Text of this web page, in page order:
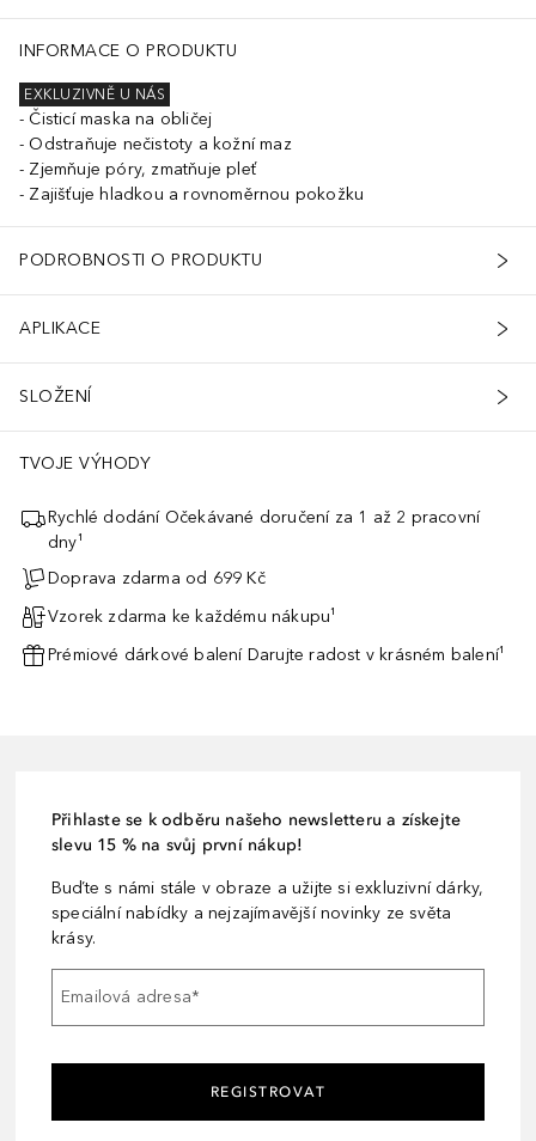
INFORMACE O PRODUKTU
EXKLUZIVNĚ U NÁS
Čisticí maska na obličej
Odstraňuje nečistoty a kožní maz
Zjemňuje póry, zmatňuje pleť
Zajišťuje hladkou a rovnoměrnou pokožku
PODROBNOSTI O PRODUKTU
APLIKACE
SLOŽENÍ
TVOJE VÝHODY
Rychlé dodání Očekávané doručení za 1 až 2 pracovní
dny¹
Doprava zdarma od 699 Kč
Vzorek zdarma ke každému nákupu¹
Prémiové dárkové balení Darujte radost v krásném balení¹
Přihlaste se k odběru našeho newsletteru a získejte
slevu 15 % na svůj první nákup!
Buďte s námi stále v obraze a užijte si exkluzivní dárky,
speciální nabídky a nejzajímavější novinky ze světa
krásy.
Emailová adresa*
REGISTROVAT